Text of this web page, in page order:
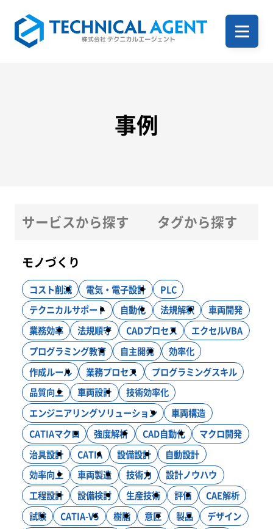
事例
ニュース
ブログ
新卒採用
キャリア採用
お問い合わせ
事例
サービスから探す タグから探す
ITサービス
システム開発 インフラ構築
コンサルティング
DXソリューション
モノづくり
設計・製作・試作
CAE解析・試験・評価
生産技術
設計効率化支援 電気・電子・PLC制御
モノづくり
コスト削減 電気・電子設計
PLC
テクニカルサポート
自動化 法規解釈
車両開発
業務効率
法規順守 CADプロセス
エクセルVBA
プログラミング教育
自主開発
効率化
作成ルール
業務プロセス
プログラミングスキル
品質向上
車両設計
技術効率化
エンジニアリングソリューション
車両構造
CATIAマクロ
強度解析 CAD自動化
マクロ開発
治具設計
CATIA 設備設計
自動設計
効率向上
車両製造 技術力
設計ノウハウ
工程設計
設備検討 生産技術 評価
CAE解析
試験
CATIA-V5 樹脂 意匠 製品
デザイン